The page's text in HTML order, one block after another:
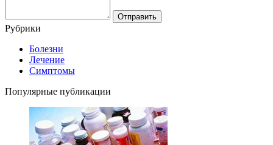
Рубрики
Болезни
Лечение
Симптомы
Популярные публикации